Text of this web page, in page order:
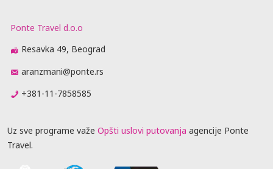
Ponte Travel d.o.o
Resavka 49, Beograd
aranzmani@ponte.rs
+381-11-7858585
Uz sve programe važe Opšti uslovi putovanja agencije Ponte
Travel.